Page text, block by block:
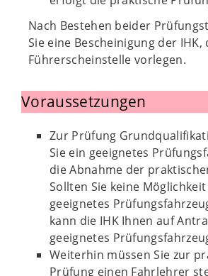
Nach Bestehen beider
Sie eine Bescheinigung der IHK,
Führerscheinstelle vorlegen.
Voraussetzungen
Zur Prüfung
Sie ein geeignetes
die Abnahme der
Sollten Sie keine
geeignetes
kann die IHK Ihnen auf
geeignetes
Weiterhin müssen Sie zur
Prüfung einen Fahrlehrer